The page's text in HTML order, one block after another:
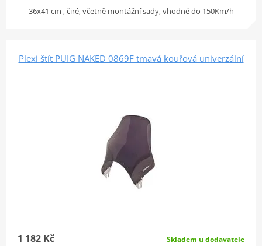
36x41 cm , čiré, včetně montážní sady, vhodné do 150Km/h
Plexi štít PUIG NAKED 0869F tmavá kouřová univerzální
1 182 Kč Skladem u dodavatele